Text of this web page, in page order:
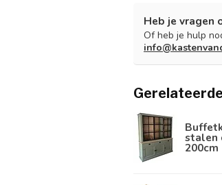
Heb je vragen
Of heb je hulp
stalen
200cm